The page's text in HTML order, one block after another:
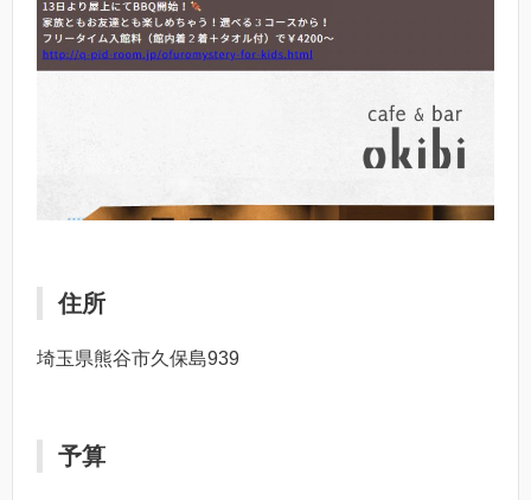
住所
埼玉県熊谷市久保島939
予算